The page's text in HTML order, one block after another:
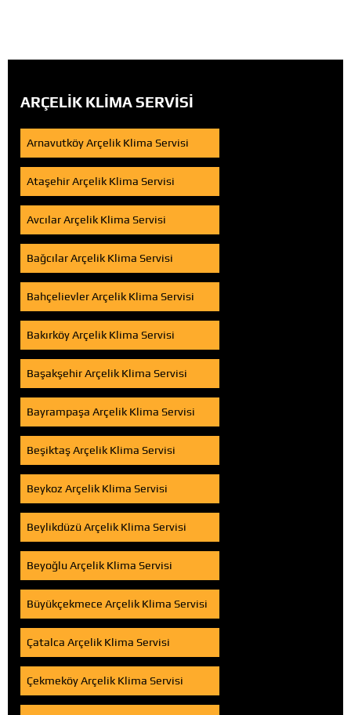
ARÇELIK KLIMA SERVISI
Arnavutköy Arçelik Klima Servisi
Ataşehir Arçelik Klima Servisi
Avcılar Arçelik Klima Servisi
Bağcılar Arçelik Klima Servisi
Bahçelievler Arçelik Klima Servisi
Bakırköy Arçelik Klima Servisi
Başakşehir Arçelik Klima Servisi
Bayrampaşa Arçelik Klima Servisi
Beşiktaş Arçelik Klima Servisi
Beykoz Arçelik Klima Servisi
Beylikdüzü Arçelik Klima Servisi
Beyoğlu Arçelik Klima Servisi
Büyükçekmece Arçelik Klima Servisi
Çatalca Arçelik Klima Servisi
Çekmeköy Arçelik Klima Servisi